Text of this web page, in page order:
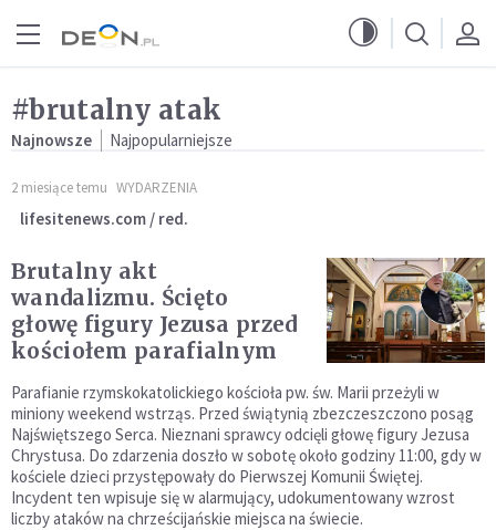
#brutalny atak
Najnowsze Najpopularniejsze
2 miesiące temu WYDARZENIA
lifesitenews.com / red.
Brutalny akt
wandalizmu. Ścięto
głowę figury Jezusa przed
kościołem parafialnym
Parafianie rzymskokatolickiego kościoła pw. św. Marii przeżyli w
miniony weekend wstrząs. Przed świątynią zbezczeszczono posąg
Najświętszego Serca. Nieznani sprawcy odcięli głowę figury Jezusa
Chrystusa. Do zdarzenia doszło w sobotę około godziny 11:00, gdy w
kościele dzieci przystępowały do Pierwszej Komunii Świętej.
Incydent ten wpisuje się w alarmujący, udokumentowany wzrost
liczby ataków na chrześcijańskie miejsca na świecie.